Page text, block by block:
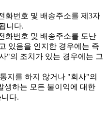
화번호 및 배송주소를 제3자
니다.
화번호 및 배송주소를 도난
있음을 인지한 경우에는 즉
"의 조치가 있는 경우에는 그
지를 하지 않거나 "회사"의
생하는 모든 불이익에 대한
다.